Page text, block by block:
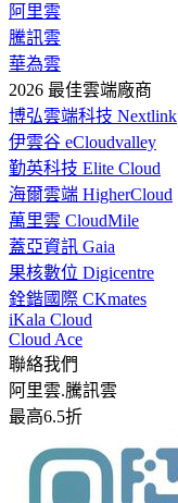
阿里雲
騰訊雲
華為雲
2026 最佳雲端廠商
博弘雲端科技 Nextlink
伊雲谷 eCloudvalley
勤英科技 Elite Cloud
海爾雲端 HigherCloud
萬里雲 CloudMile
蓋亞資訊 Gaia
果核數位 Digicentre
銓鍇國際 CKmates
iKala Cloud
Cloud Ace
聯絡我們
阿里雲.騰訊雲
最高6.5折